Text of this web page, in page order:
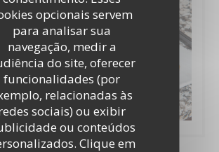
opcionais servem
para analisar sua
navegação, medir a
do site, oferecer
funcionalidades (por
relacionadas às
sociais) ou exibir
ou conteúdos
Clique em